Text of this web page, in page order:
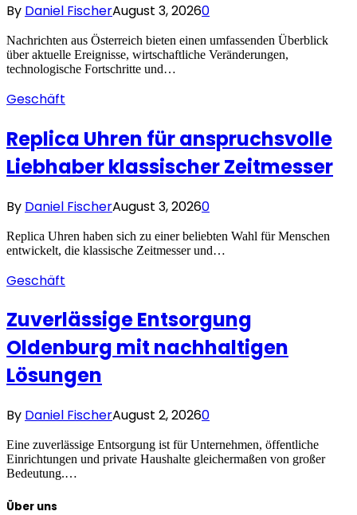
By Daniel FischerAugust 3, 20260
Nachrichten aus Österreich bieten einen umfassenden Überblick
über aktuelle Ereignisse, wirtschaftliche Veränderungen,
technologische Fortschritte und…
Geschäft
Replica Uhren für anspruchsvolle
Liebhaber klassischer Zeitmesser
By Daniel FischerAugust 3, 20260
Replica Uhren haben sich zu einer beliebten Wahl für Menschen
entwickelt, die klassische Zeitmesser und…
Geschäft
Zuverlässige Entsorgung
Oldenburg mit nachhaltigen
Lösungen
By Daniel FischerAugust 2, 20260
Eine zuverlässige Entsorgung ist für Unternehmen, öffentliche
Einrichtungen und private Haushalte gleichermaßen von großer
Bedeutung.…
Über uns